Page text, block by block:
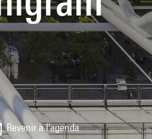
Revenir à l'agenda